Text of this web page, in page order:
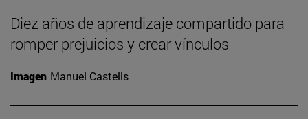
Diez años de aprendizaje compartido para
romper prejuicios y crear vínculos
Imagen Manuel Castells